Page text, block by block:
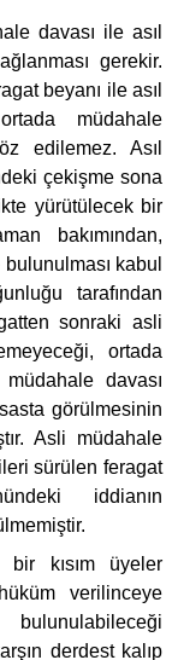
davası ile asıl
gerekir.
beyanı ile asıl
müdahale
edilemez. Asıl
çekişme sona
yürütülecek bir
bakımından,
kabul
tarafından
sonraki asli
ortada
davası
görülmesinin
Asli müdahale
sürülen feragat
iddianın
bir kısım üyeler
verilinceye
derdest kalıp